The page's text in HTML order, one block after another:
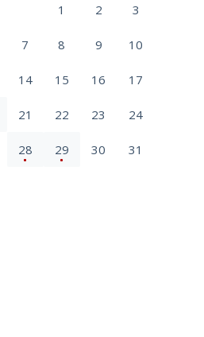
1 2 3
7 8 9 10
14 15 16 17
21 22 23 24
28 29 30 31